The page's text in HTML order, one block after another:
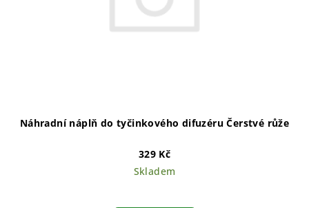
Náhradní náplň do tyčinkového difuzéru Čerstvé růže
329 Kč
Skladem